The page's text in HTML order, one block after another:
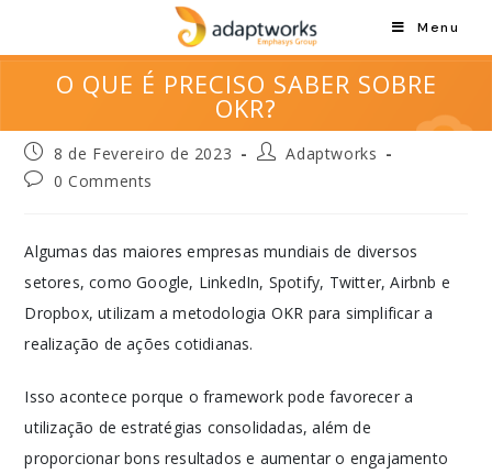
Menu
O QUE É PRECISO SABER SOBRE
OKR?
8 de Fevereiro de 2023
Adaptworks
0 Comments
Algumas das maiores empresas mundiais de diversos
setores, como Google, LinkedIn, Spotify, Twitter, Airbnb e
Dropbox, utilizam a metodologia OKR para simplificar a
realização de ações cotidianas.
Isso acontece porque o framework pode favorecer a
utilização de estratégias consolidadas, além de
proporcionar bons resultados e aumentar o engajamento